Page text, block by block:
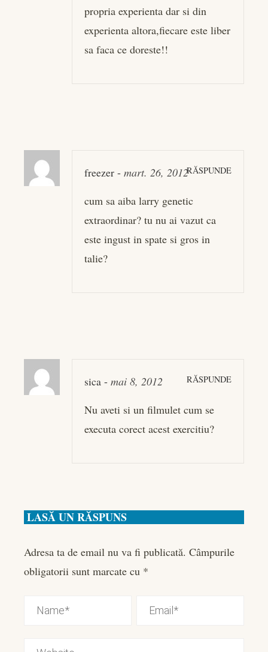
propria experienta dar si din
experienta altora,fiecare este liber
sa faca ce doreste!!
freezer - mart. 26, 2012RĂSPUNDE
cum sa aiba larry genetic
extraordinar? tu nu ai vazut ca
este ingust in spate si gros in
talie?
sica - mai 8, 2012 RĂSPUNDE
Nu aveti si un filmulet cum se
executa corect acest exercitiu?
LASĂ UN RĂSPUNS
Adresa ta de email nu va fi publicată. Câmpurile
obligatorii sunt marcate cu *